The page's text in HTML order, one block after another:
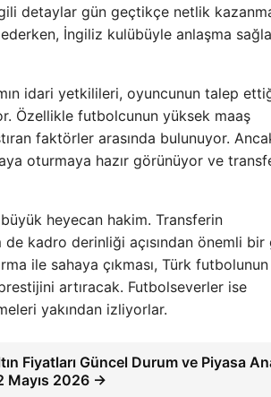
detaylar gün geçtikçe netlik
İngiliz kulübüyle anlaşma
idari yetkilileri, oyuncunun talep
Özellikle futbolcunun yüksek maaş
faktörler arasında bulunuyor.
oturmaya hazır görünüyor ve
heyecan hakim. Transferin
kadro derinliği açısından önemli bir
ile sahaya çıkması, Türk futbolunun
artıracak. Futbolseverler ise
yakından izliyorlar.
Fiyatları Güncel Durum ve Piyasa
Mayıs 2026 →